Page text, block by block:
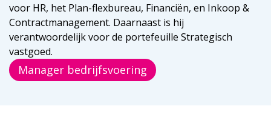
voor HR, het Plan-flexbureau, Financiën, en Inkoop &
Contractmanagement. Daarnaast is hij
verantwoordelijk voor de portefeuille Strategisch
vastgoed.
Manager bedrijfsvoering